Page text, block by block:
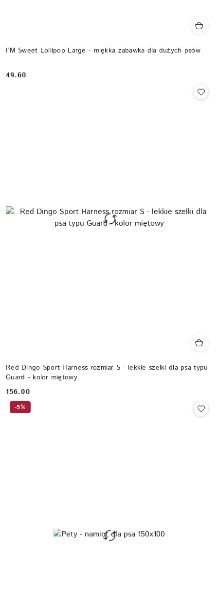
I’M Sweet Lollipop Large - miękka zabawka dla dużych psów
Cena:
49.60
Red Dingo Sport Harness rozmiar S - lekkie szelki dla psa typu
Guard - kolor miętowy
Cena:
156.00
-5%